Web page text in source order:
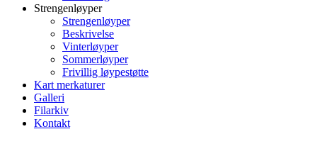
Strengenløyper
Strengenløyper
Beskrivelse
Vinterløyper
Sommerløyper
Frivillig løypestøtte
Kart merkaturer
Galleri
Filarkiv
Kontakt